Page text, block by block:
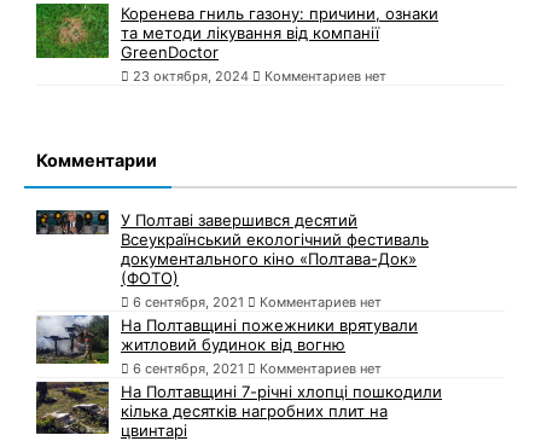
Коренева гниль газону: причини, ознаки
та методи лікування від компанії
GreenDoctor
23 октября, 2024 Комментариев нет
Комментарии
У Полтаві завершився десятий
Всеукраїнський екологічний фестиваль
документального кіно «Полтава-Док»
(ФОТО)
6 сентября, 2021 Комментариев нет
На Полтавщині пожежники врятували
житловий будинок від вогню
6 сентября, 2021 Комментариев нет
На Полтавщині 7-річні хлопці пошкодили
кілька десятків нагробних плит на
цвинтарі